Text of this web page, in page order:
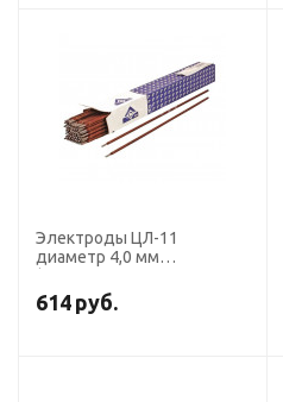
Электроды ЦЛ-11
диаметр 4,0 мм
обр. пол.) (пачка 1 кг, ЛЭЗ)
614 руб.